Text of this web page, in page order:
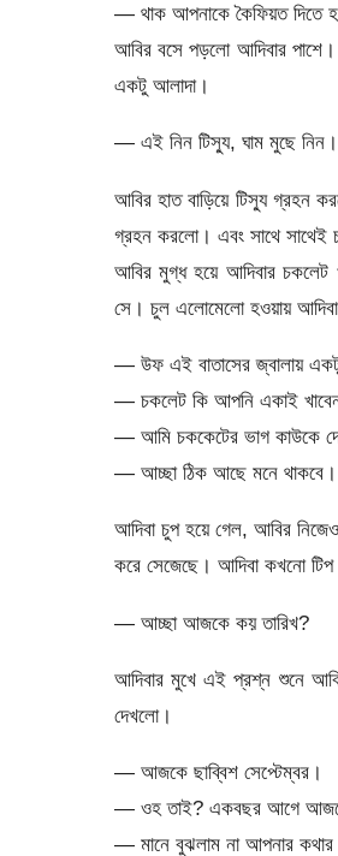
— থাক আপনাকে কৈফিয়ত দিতে
আবির বসে পড়লো আদিবার
একটু আলাদা।
— এই নিন টিস্যু, ঘাম মুছে
আবির হাত বাড়িয়ে টিস্যু গ্রহন
গ্রহন করলো। এবং সাথে সাথেই
আবির মুগ্ধ হয়ে আদিবার চকলেট
সে। চুল এলোমেলো হওয়ায় আদিবা
— উফ এই বাতাসের জ্বালায় একটু
— চকলেট কি আপনি একাই
— আমি চককেটের ভাগ কাউকে
— আচ্ছা ঠিক আছে মনে থাকবে।
আদিবা চুপ হয়ে গেল, আবির
করে সেজেছে। আদিবা কখনো
— আচ্ছা আজকে কয় তারিখ?
আদিবার মুখে এই প্রশ্ন শুনে
দেখলো।
— আজকে ছাব্বিশ সেপ্টেম্বর।
— ওহ তাই? একবছর আগে আজকের
— মানে বুঝলাম না আপনার